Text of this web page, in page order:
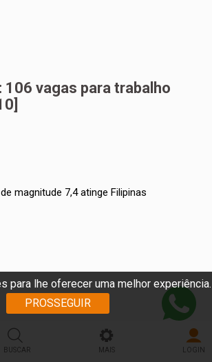
para lhe oferecer uma melhor experiência.
PROSSEGUIR
vagas para trabalho
de magnitude 7,4 atinge
BUSCAR MAIS LOGIN